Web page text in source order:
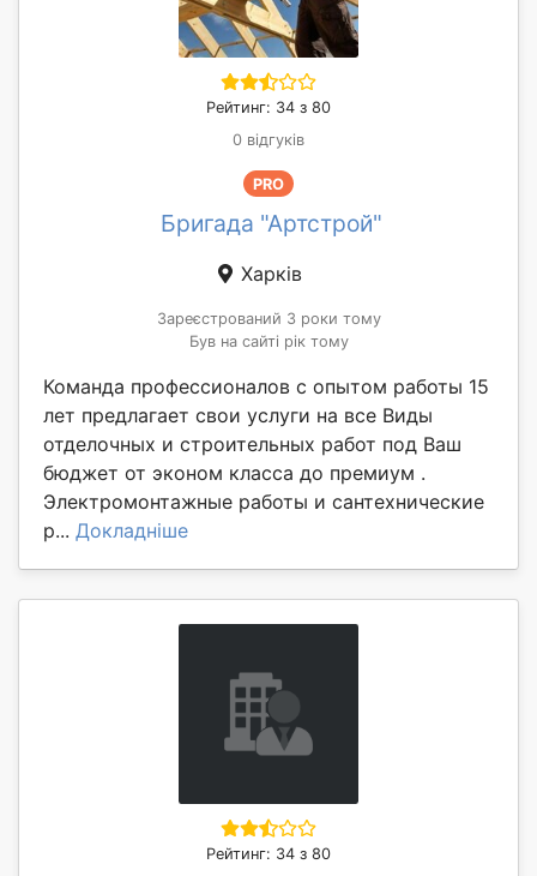
Рейтинг: 34 з 80
0 відгуків
PRO
Бригада "Артстрой"
Харків
Зареєстрований 3 роки тому
Був на сайті рік тому
Команда профессионалов с опытом работы 15
лет предлагает свои услуги на все Виды
отделочных и строительных работ под Ваш
бюджет от эконом класса до премиум .
Электромонтажные работы и сантехнические
р... Докладніше
Рейтинг: 34 з 80